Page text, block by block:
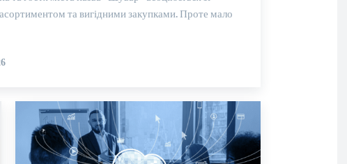
та вигідними закупками. Проте мало